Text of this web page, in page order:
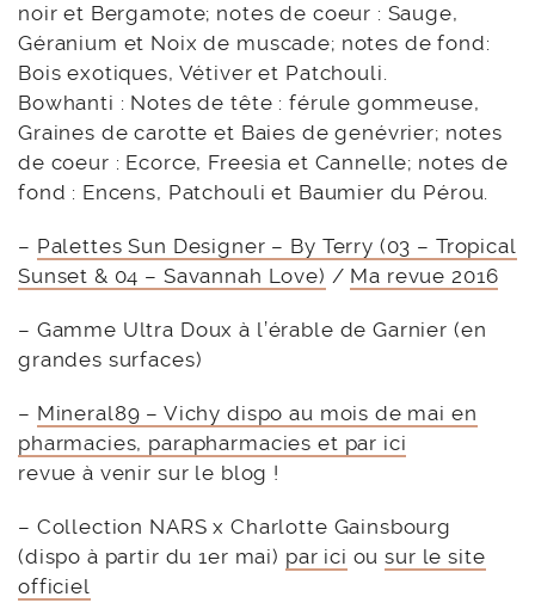
noir et Bergamote; notes de coeur : Sauge,
Géranium et Noix de muscade; notes de fond:
Bois exotiques, Vétiver et Patchouli.
Bowhanti : Notes de tête : férule gommeuse,
Graines de carotte et Baies de genévrier; notes
de coeur : Ecorce, Freesia et Cannelle; notes de
fond : Encens, Patchouli et Baumier du Pérou.
– Palettes Sun Designer – By Terry (03 – Tropical
Sunset & 04 – Savannah Love) / Ma revue 2016
– Gamme Ultra Doux à l’érable de Garnier (en
grandes surfaces)
– Mineral89 – Vichy dispo au mois de mai en
pharmacies, parapharmacies et par ici
revue à venir sur le blog !
– Collection NARS x Charlotte Gainsbourg
(dispo à partir du 1er mai) par ici ousur le site
officiel